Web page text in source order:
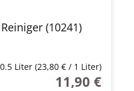
(10241)
0.5 Liter (23,80 € / 1 Liter)
Regulärer Preis:
11,90 €